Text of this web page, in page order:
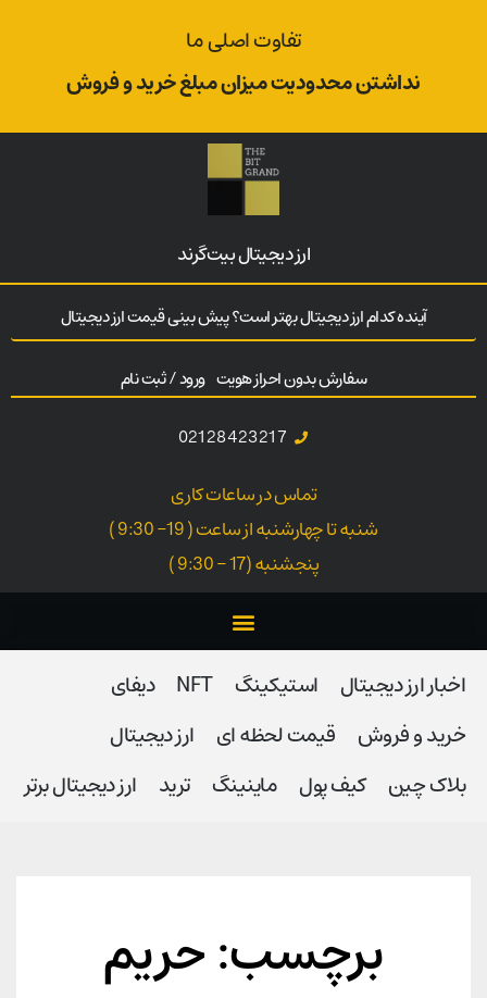
تفاوت اصلی ما
نداشتن محدودیت میزان مبلغ خرید و فروش
ارز‌ دیجیتال بیت‌گرند
آینده کدام ارز دیجیتال بهتر است؟ پیش بینی قیمت ارز دیجیتال
سفارش بدون احراز هویت ورود / ثبت نام
02128423217
تماس در ساعات کاری
شنبه تا چهارشنبه از ساعت ( 19- 9:30 )
پنجشنبه (17 - 9:30 )
اخبار ارز دیجیتال استیکینگ NFT
دیفای
خرید و فروش
قیمت لحظه ای
ارز دیجیتال
بلاک‌ چین
کیف پول ماینینگ ترید ارز دیجیتال برتر
برچسب: حریم